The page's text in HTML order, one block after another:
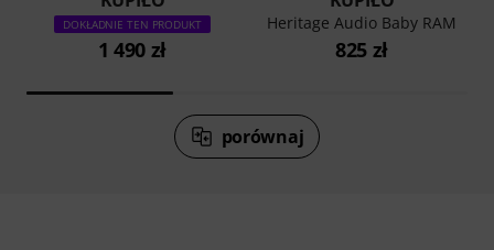
DOKŁADNIE TEN PRODUKT
1 490 zł
Heritage Audio Baby RAM
825 zł
porównaj